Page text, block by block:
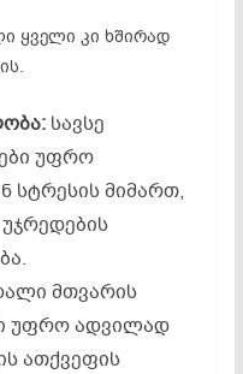
ყველი კი ხშირად
:სავსე
უფრო
სტრესის მიმართ,
მთვარის
უფრო ადვილად
ათქვეფის